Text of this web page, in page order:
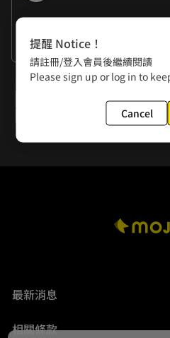
謝謝大家
下一話
第15話
最新消息
相關條款
提醒 Notice！
請註冊/登入會員後繼續閱讀
Please sign up or log in to
Cancel